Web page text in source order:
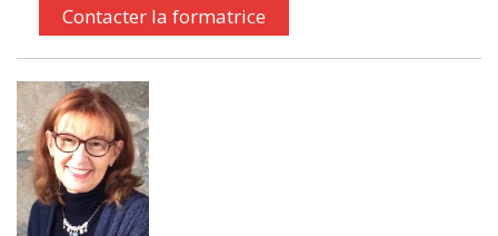
Contacter la formatrice